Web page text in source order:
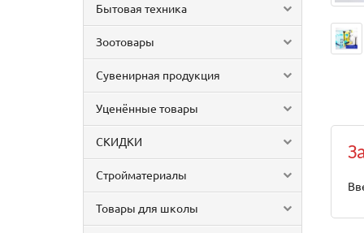
Бытовая техника
Зоотовары
Сувенирная продукция
Уценённые товары
СКИДКИ
Стройматериалы
Товары для школы